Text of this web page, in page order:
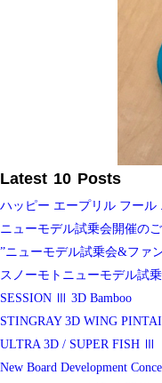
Latest 10 Posts
ハッピー エープリル フール
ニューモデル試乗会開催の
”ニューモデル試乗会&ファ
スノーモトニューモデル試
SESSION Ⅲ 3D Bamboo
STINGRAY 3D WING
ULTRA 3D / SUPER FISH Ⅲ
New Board Development